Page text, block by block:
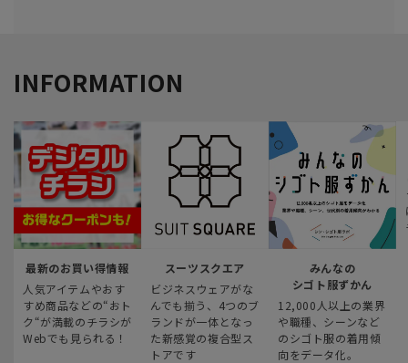
INFORMATION
最新のお買い得情報
人気アイテムやおす
すめ商品などの“おト
ク“が満載のチラシが
Webでも見られる！
スーツスクエア
ビジネスウェアがな
んでも揃う、4つのブ
ランドが一体となっ
た新感覚の複合型ス
トアです
みんなの
シゴト服ずかん
12,000人以上の業界
や職種、シーンなど
のシゴト服の着用傾
向をデータ化。